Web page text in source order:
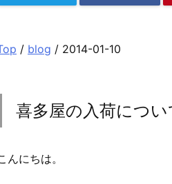
/ blog / 2014-01-10
喜多屋の入荷につい
んにちは。